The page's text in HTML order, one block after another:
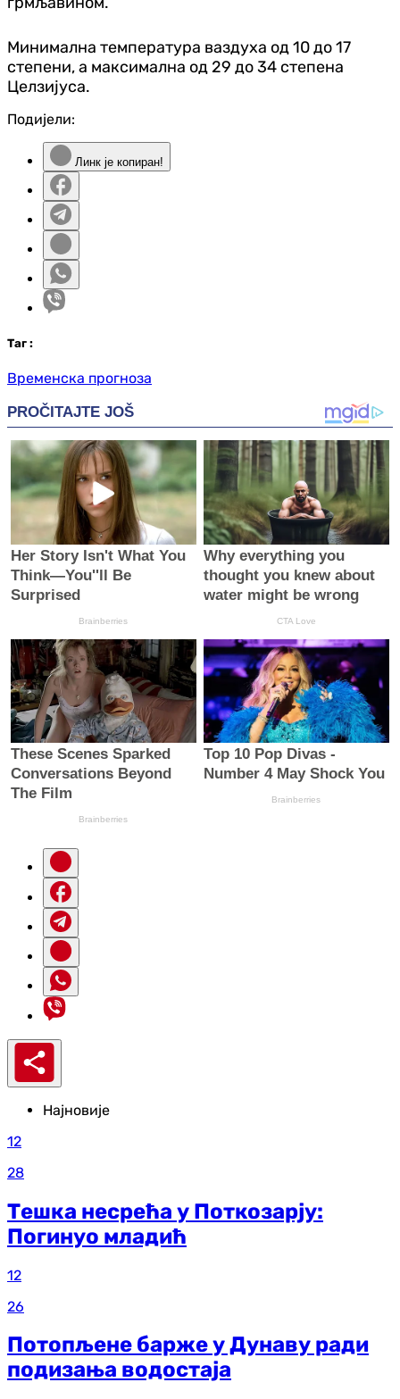
Минимална температура ваздуха од 10 до 17
степени, а максимална од 29 до 34 степена
Целзијуса.
Подијели:
Линк је копиран!
Таг :
Временска прогноза
Најновије
12
28
Тешка несрећа у Поткозарју:
Погинуо младић
12
26
Потопљене барже у Дунаву ради
подизања водостаја